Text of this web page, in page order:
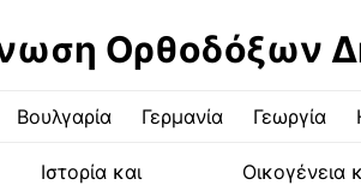
Ορθοδόξων
Βουλγαρία Γερμανία Γεωργία
Ιστορία και
Οικογένεια